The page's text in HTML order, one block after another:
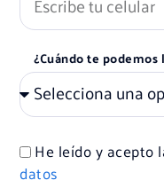
¿Cuándo te podemos
He leído y acepto
datos